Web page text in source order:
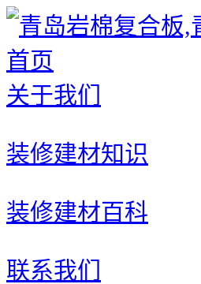
首页
关于我们
装修建材知识
装修建材百科
联系我们